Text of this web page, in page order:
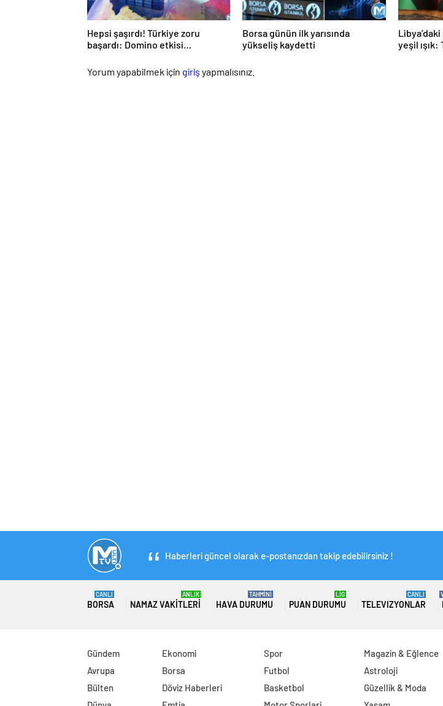
Hepsi şaşırdı! Türkiye zoru
başardı: Domino etkisi
Borsa günün ilk yarısında
yükseliş kaydetti
yeşil
Yorum yapabilmek için giriş yapmalısınız.
Haberleri güncel olarak e-postanızdan takip edebilirsiniz !
BORSA
CANLI
NAMAZ VAKITLERI
ANLIK
HAVA DURUMU
TAHMİNİ
PUAN DURUMU
LİG
TELEVIZYONLAR
CANLI
Gündem
Avrupa
Bülten
Ekonomi
Borsa
Döviz Haberleri
Spor
Futbol
Basketbol
Magazin & Eğlence
Astroloji
Güzellik & Moda